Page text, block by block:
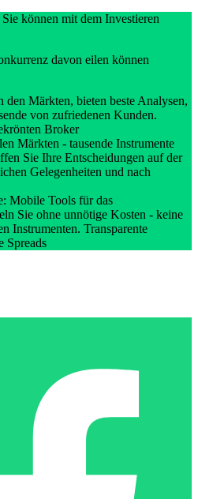
können mit dem Investieren
davon eilen können
den Märkten, bieten beste Analysen,
von zufriedenen Kunden.
Broker
Märkten - tausende Instrumente
Sie Ihre Entscheidungen auf der
Gelegenheiten und nach
Mobile Tools für das
Sie ohne unnötige Kosten - keine
Instrumenten. Transparente
Spreads